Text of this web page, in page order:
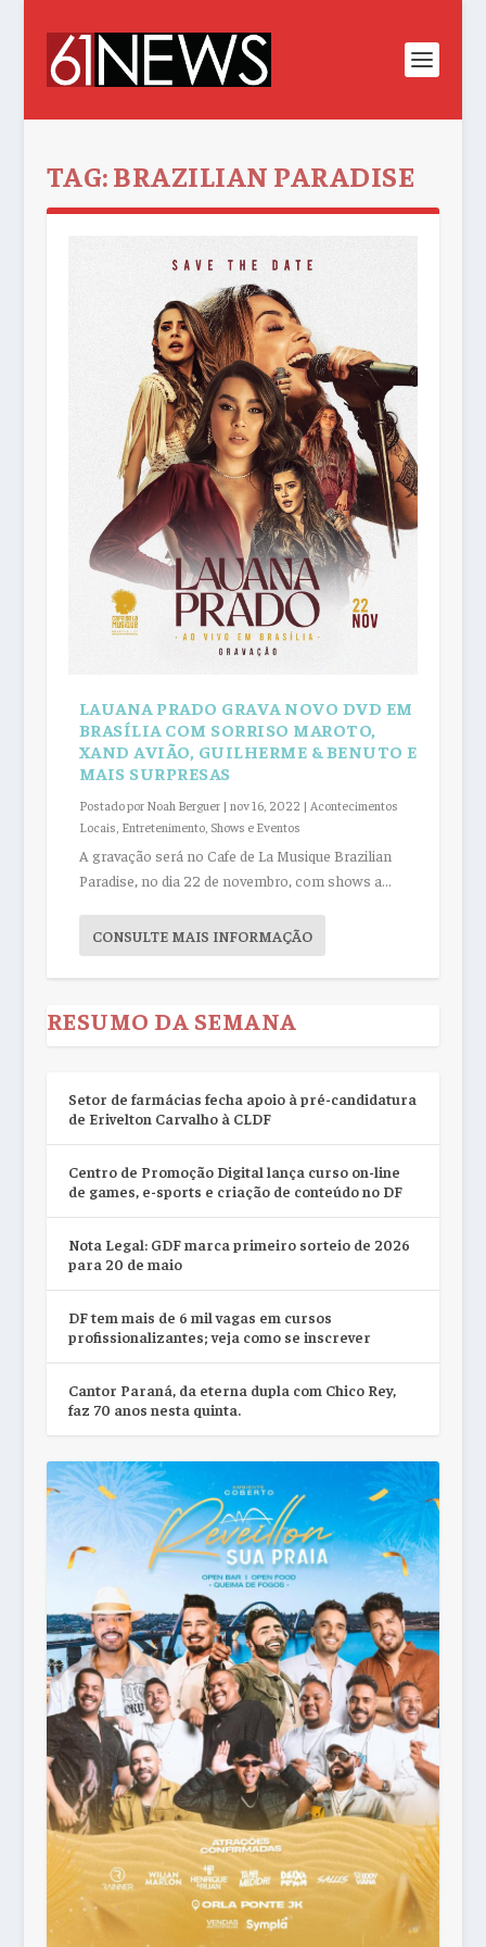
TAG:BRAZILIAN PARADISE
LAUANA PRADO GRAVA NOVO DVD EM
BRASÍLIA COM SORRISO MAROTO,
XAND AVIÃO, GUILHERME & BENUTO E
MAIS SURPRESAS
Postado porNoah Berguer| nov 16, 2022 | Acontecimentos
Locais Entretenimento, Shows e Eventos
A gravação será no Cafe de La Musique Brazilian
Paradise, no dia 22 de novembro, com shows a...
CONSULTE MAIS INFORMAÇÃO
RESUMO DA SEMANA
Setor de farmácias fecha apoio à pré-candidatura
de Erivelton Carvalho à CLDF
Centro de Promoção Digital lança curso on-line
de games, e-sports e criação de conteúdo no DF
Nota Legal: GDF marca primeiro sorteio de 2026
para 20 de maio
DF tem mais de 6 mil vagas em cursos
profissionalizantes; veja como se inscrever
Cantor Paraná, da eterna dupla com Chico Rey,
faz 70 anos nesta quinta.